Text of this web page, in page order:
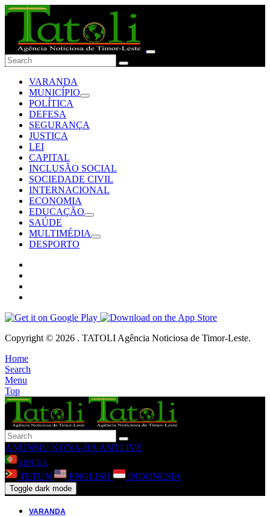
VARANDA
MUNICÍPIO
POLÍTICA
DEFESA
SEGURANÇA
JUSTIÇA
LEI
CAPITAL
INCLUSÃO SOCIAL
SOCIEDADE CIVIL
INTERNACIONAL
ECONOMIA
EDUCAÇÃO
SAÚDE
MULTIMÉDIA
DESPORTO
Copyright © 2026 . TATOLI Agência Noticiosa de Timor-Leste.
Home
Search
Menu
Top
ANUNSIU KONA-BA AMI LIVE
LINGUA
TETUN ENGLISH INDONESIA
Toggle dark mode
VARANDA